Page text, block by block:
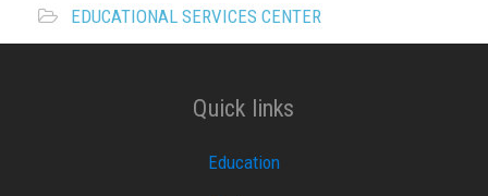
EDUCATIONAL SERVICES CENTER
Quick links
Education